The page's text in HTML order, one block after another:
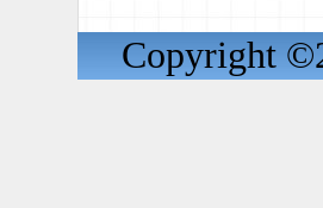
Copyright